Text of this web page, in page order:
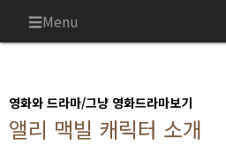
Menu
영화와 드라마/그냥 영화드라마보기
앨리 맥빌 캐릭터 소개